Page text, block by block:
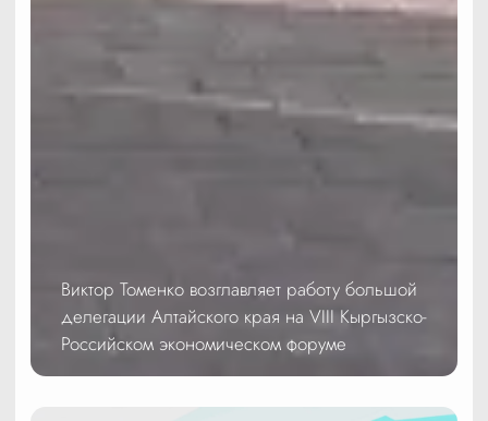
Виктор Томенко возглавляет работу большой
делегации Алтайского края на VIII Кыргызско-
Российском экономическом форуме